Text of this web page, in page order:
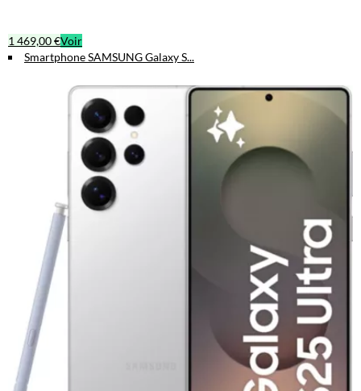
1 469,00 €Voir
Smartphone SAMSUNG Galaxy S...